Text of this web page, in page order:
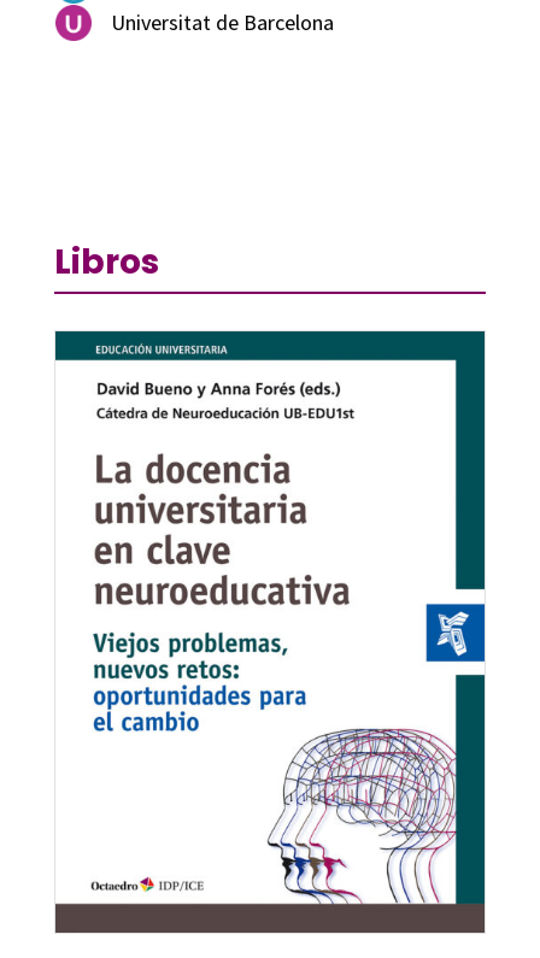
Universitat de Barcelona
Libros